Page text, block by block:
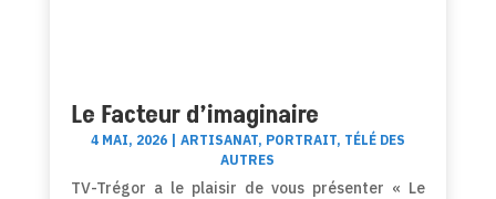
Le Facteur d’imaginaire
4 MAI, 2026| ARTISANAT, PORTRAIT, TÉLÉ DES
AUTRES
TV-Trégor a le plaisir de vous présenter « Le